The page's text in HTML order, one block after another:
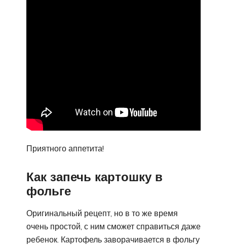
Приятного аппетита!
Как запечь картошку в
фольге
Оригинальный рецепт, но в то же время
очень простой, с ним сможет справиться даже
ребенок. Картофель заворачивается в фольгу